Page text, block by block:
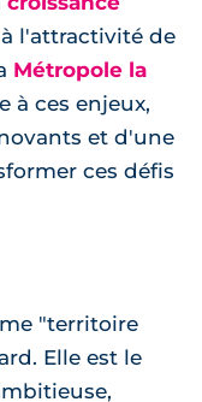
l'attractivité de
Métropole la
à ces enjeux,
et d'une
ces défis
"territoire
Elle est le